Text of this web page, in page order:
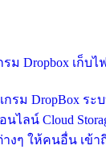
รม Dropbox เก็บ
รม DropBox ระ
นไลน์ Cloud
งๆ ให้คนอื่น เข้า